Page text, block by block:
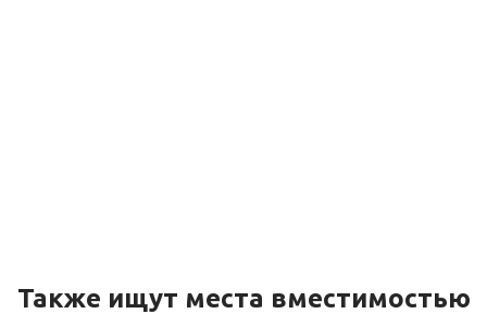
Также ищут места вместимостью